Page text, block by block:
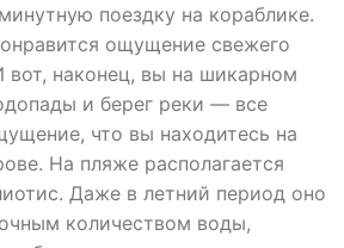
поездку на кораблике.
ощущение свежего
вот, наконец, вы на шикарном
и берег реки — все
что вы находитесь на
На пляже располагается
Даже в летний период оно
количеством воды,